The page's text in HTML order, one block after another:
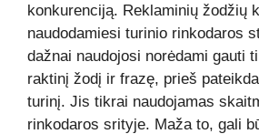
konkurenciją. Reklaminių žodžių
naudodamiesi turinio rinkodaros
dažnai naudojosi norėdami gauti
raktinį žodį ir frazę, prieš
turinį. Jis tikrai naudojamas
rinkodaros srityje. Maža to, gali